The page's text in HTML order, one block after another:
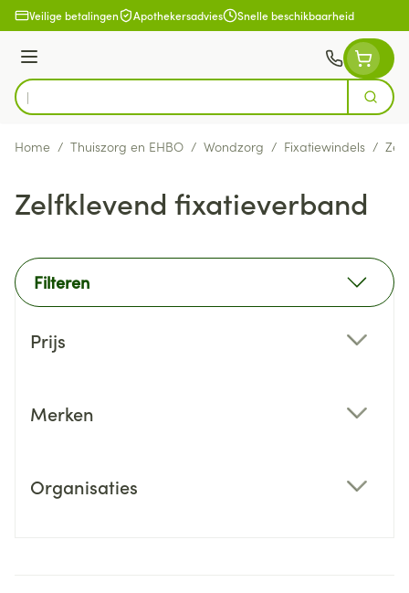
Ga naar de inhoud
Veilige betalingen Apothekersadvies Snelle beschikbaarheid
Menu
Product, merk, categorie...
Zoek
Home / Thuiszorg en EHBO / Wondzorg / Fixatiewindels /
Zelfklevend fixatieverband
Filteren
Prijs
Merken
Organisaties